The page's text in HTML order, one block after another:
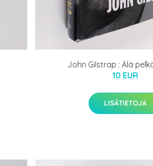
John Gilstrap : Älä
10 EUR
LISÄTIETOJA